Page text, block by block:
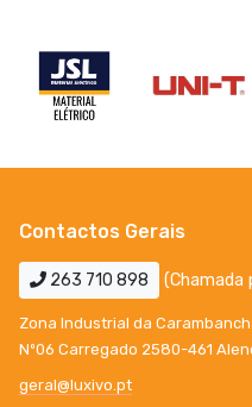
Contactos Gerais
263 710 898 (Chamada
Zona Industrial da
Nº06 Carregado 2580-461
geral@luxivo.pt